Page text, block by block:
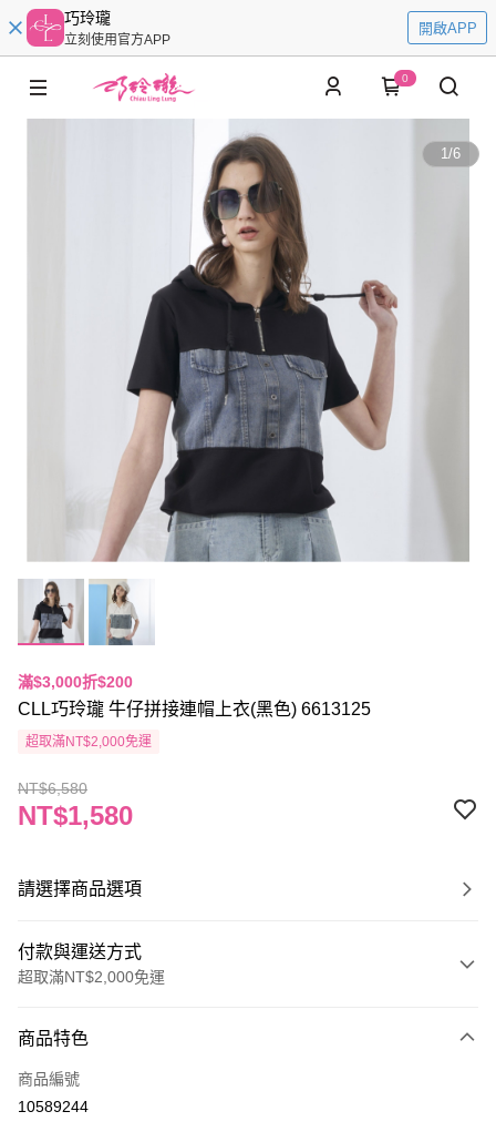
巧玲瓏
立刻使用官方APP
開啟APP
0
1/6
滿$3,000折$200
CLL巧玲瓏 牛仔拼接連帽上衣(黑色) 6613125
超取滿NT$2,000免運
NT$6,580
NT$1,580
請選擇商品選項
付款與運送方式
超取滿NT$2,000免運
信用卡一次付款
信用卡分期付款
商品特色
商品編號
10589244